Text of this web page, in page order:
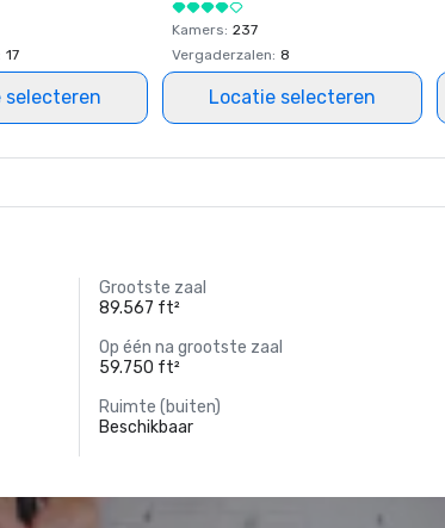
17
selecteren
Kamers: 237
Vergaderzalen: 8
Locatie selecteren
Grootste zaal
89.567 ft²
Op één na grootste zaal
59.750 ft²
Ruimte (buiten)
Beschikbaar